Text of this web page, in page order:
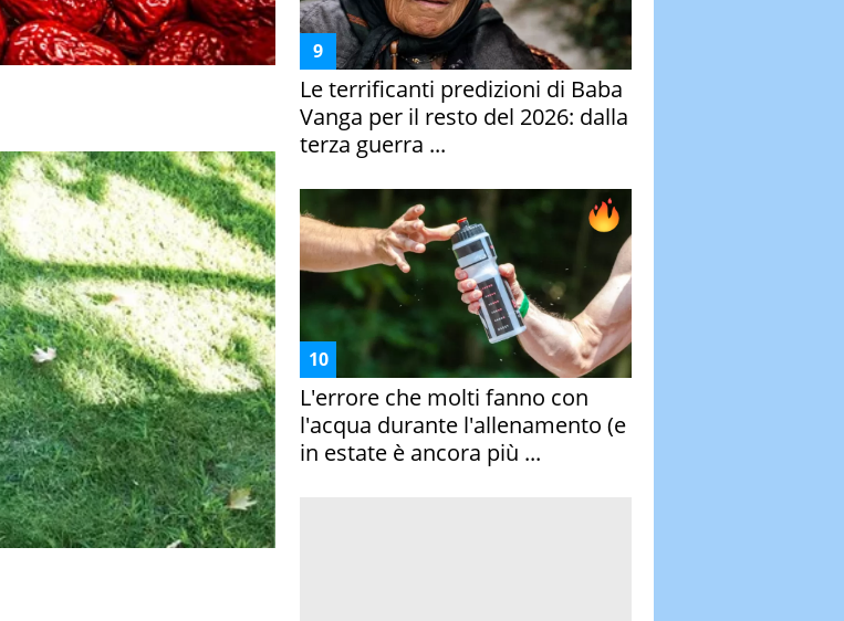
Le terrificanti predizioni di Baba
Vanga per il resto del 2026: dalla
terza guerra ...
L'errore che molti fanno con
l'acqua durante l'allenamento (e
in estate è ancora più ...